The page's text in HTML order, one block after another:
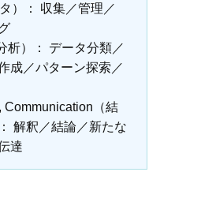
）： 収集／管理／
析）： データ分類／
成／パターン探索／
Communication（結
解釈／結論／新たな
達